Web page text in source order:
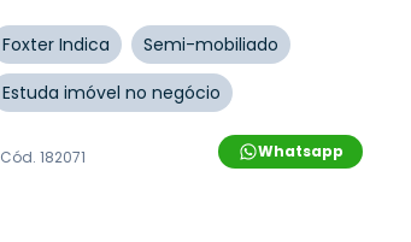
Foxter Indica
Semi-mobiliado
Estuda imóvel no negócio
Whatsapp
Cód. 182071